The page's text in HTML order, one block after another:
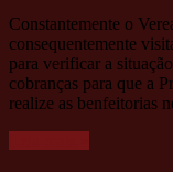
Constantemente o
consequentemente
para verificar a
cobranças para que a
realize as benfeitorias